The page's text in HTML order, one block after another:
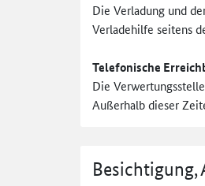
Die Verladung und
Verladehilfe seitens
Telefonische
Die
Außerhalb dieser
Besichtigung,